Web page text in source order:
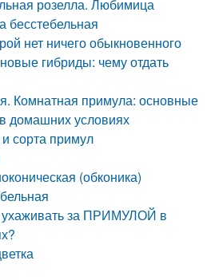
розелла. Любимица
бесстебельная
нет ничего обыкновенного
гибриды: чему отдать
Комнатная примула: основные
домашних условиях
сорта примул
(обконика)
ухаживать за ПРИМУЛОЙ в